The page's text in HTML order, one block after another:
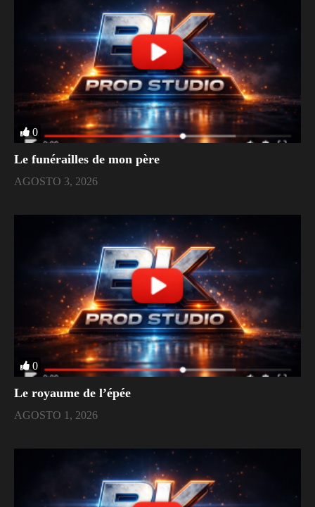
0
Le funérailles de mon père
AGOSTO 3, 2026
0
Le royaume de l’épée
AGOSTO 1, 2026